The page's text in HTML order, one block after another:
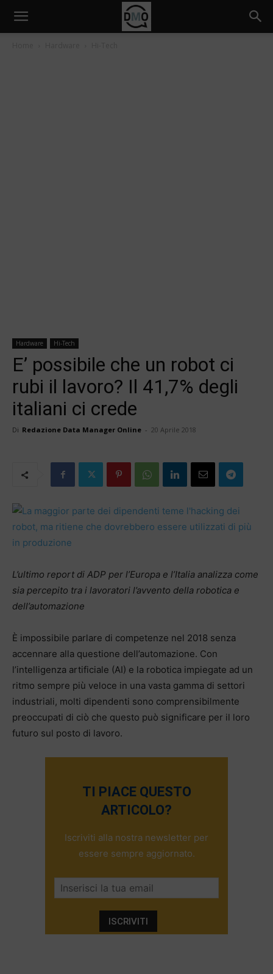
Hardware Hi-Tech
E’ possibile che un robot ci
rubi il lavoro? Il 41,7% degli
italiani ci crede
Di Redazione Data Manager Online - 20 Aprile 2018
L’ultimo report di ADP per l’Europa e l’Italia analizza come
sia percepito tra i lavoratori l’avvento della robotica e
dell’automazione
È impossibile parlare di competenze nel 2018 senza
accennare alla questione dell’automazione. Con
l’intelligenza artificiale (AI) e la robotica impiegate ad un
ritmo sempre più veloce in una vasta gamma di settori
industriali, molti dipendenti sono comprensibilmente
preoccupati di ciò che questo può significare per il loro
futuro sul posto di lavoro.
TI PIACE QUESTO
ARTICOLO?
Iscriviti alla nostra newsletter per
essere sempre aggiornato.